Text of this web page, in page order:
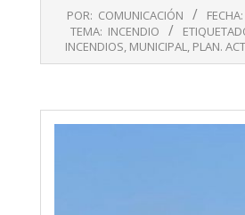
POR: COMUNICACIÓN FECHA:
TEMA: INCENDIO
INCENDIOS, MUNICIPAL, PLAN.